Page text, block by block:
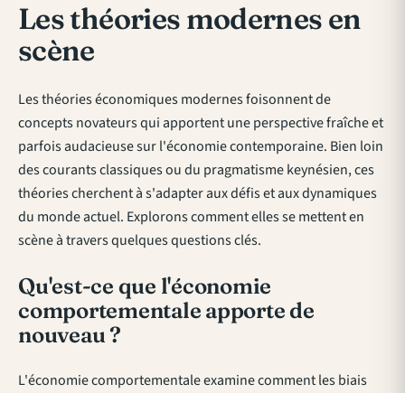
Les théories modernes en
scène
Les théories économiques modernes foisonnent de
concepts novateurs qui apportent une perspective fraîche et
parfois audacieuse sur l'économie contemporaine. Bien loin
des courants classiques ou du pragmatisme keynésien, ces
théories cherchent à s'adapter aux défis et aux dynamiques
du monde actuel. Explorons comment elles se mettent en
scène à travers quelques questions clés.
Qu'est-ce que l'économie
comportementale apporte de
nouveau ?
L'économie comportementale examine comment les biais